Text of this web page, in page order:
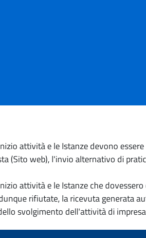
attività e le Istanze devono
(Sito web), l'invio alternativo di
attività e le Istanze che
rifiutate, la ricevuta generata
svolgimento dell'attività di